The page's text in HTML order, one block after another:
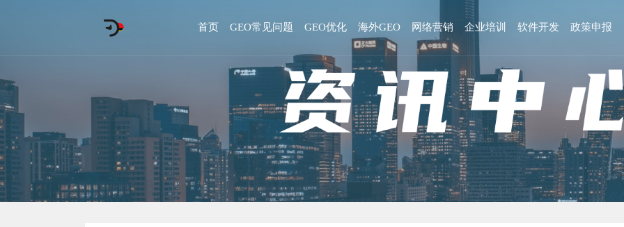
首页 GEO常见问题 GEO优化 海外GEO 网络营销 企业培训 软件开发 政策申报